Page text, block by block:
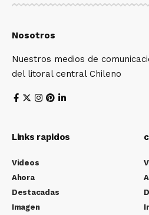
Nosotros
Nuestros medios de
del litoral central Chileno
Links rapidos
Videos
Ahora
Destacadas
Imagen